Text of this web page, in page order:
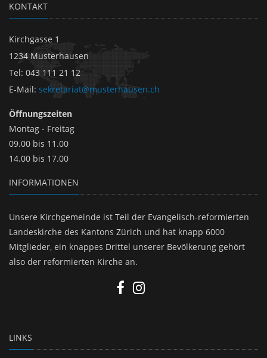
KONTAKT
Kirchgasse 1
1234 Musterhausen
Tel: 043 111 21 12
E-Mail: sekretariat@musterhausen.ch
Öffnungszeiten
Montag - Freitag
09.00 bis 11.00
14.00 bis 17.00
INFORMATIONEN
Unsere Kirchgemeinde ist Teil der Evangelisch-reformierten
Landeskirche des Kantons Zürich und hat knapp 6000
Mitglieder, ein knappes Drittel unserer Bevölkerung gehört
also der reformierten Kirche an.
LINKS